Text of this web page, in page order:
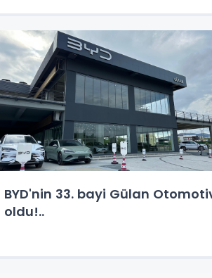
BYD'nin 33. bayi Gülan
oldu!..